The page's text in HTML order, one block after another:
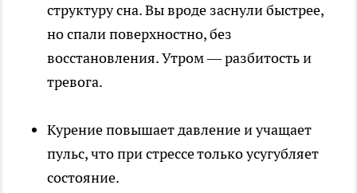
структуру сна. Вы вроде заснули быстрее,
но спали поверхностно, без
восстановления. Утром — разбитость и
тревога.
Курение повышает давление и учащает
пульс, что при стрессе только усугубляет
состояние.